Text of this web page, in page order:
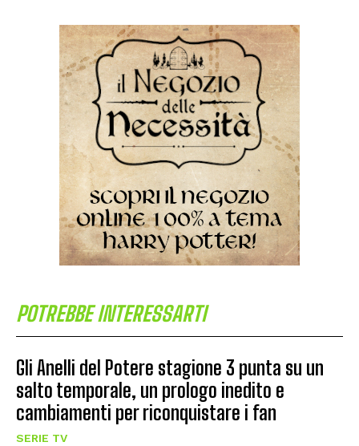
POTREBBE INTERESSARTI
Gli Anelli del Potere stagione 3 punta su un
salto temporale, un prologo inedito e
cambiamenti per riconquistare i fan
SERIE TV